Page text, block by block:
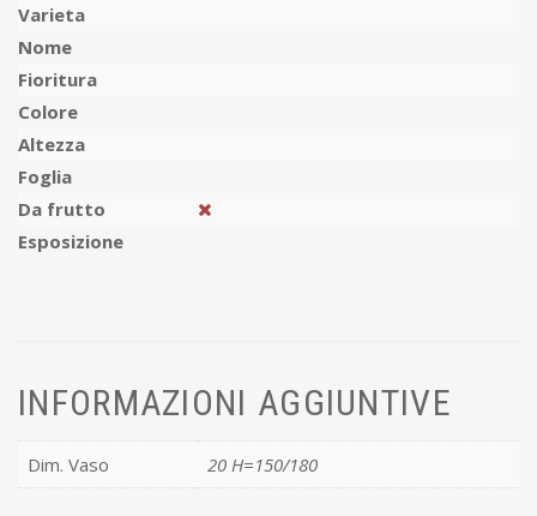
Varieta
Nome
Fioritura
Colore
Altezza
Foglia
Da frutto
Esposizione
INFORMAZIONI AGGIUNTIVE
Dim. Vaso 20 H=150/180